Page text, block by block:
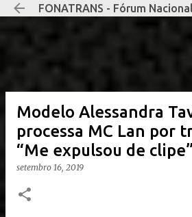
Pular para o conteúdo
Modelo Alessandra
processa MC Lan por
“Me expulsou de clipe”
setembro 16, 2019